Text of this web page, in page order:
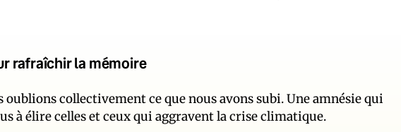
rafraîchir la mémoire
oublions collectivement ce que nous avons subi. Une amnésie qui
à élire celles et ceux qui aggravent la crise climatique.